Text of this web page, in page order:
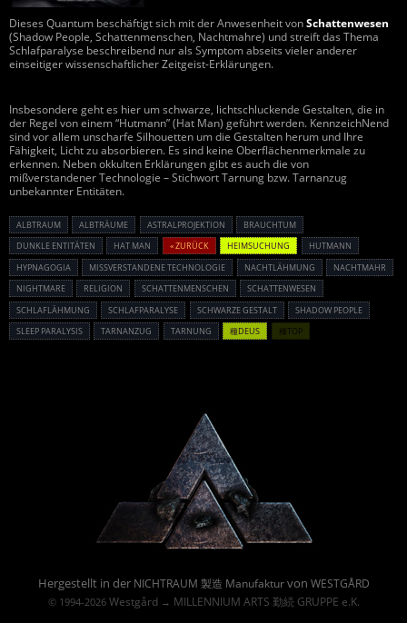
Dieses Quantum beschäftigt sich mit der Anwesenheit vonSchattenwesen
(Shadow People, Schattenmenschen, Nachtmahre) und streift das Thema
Schlafparalyse beschreibend nur als Symptom abseits vieler anderer
einseitiger wissenschaftlicher Zeitgeist-Erklärungen.
Insbesondere geht es hier um schwarze, lichtschluckende Gestalten, die in
der Regel von einem “Hutmann” (Hat Man) geführt werden. KennzeichNend
sind vor allem unscharfe Silhouetten um die Gestalten herum und Ihre
Fähigkeit, Licht zu absorbieren. Es sind keine Oberflächenmerkmale zu
erkennen. Neben okkulten Erklärungen gibt es auch die von
mißverstandener Technologie – Stichwort Tarnung bzw. Tarnanzug
unbekannter Entitäten.
ALBTRAUM ALBTRÄUME ASTRALPROJEKTION
BRAUCHTUM
DUNKLE ENTITÄTEN
HAT MAN « ZURÜCK HEIMSUCHUNG
HUTMANN
HYPNAGOGIA
MISSVERSTANDENE TECHNOLOGIE NACHTLÄHMUNG
NACHTMAHR
NIGHTMARE
RELIGION SCHATTENMENSCHEN
SCHATTENWESEN
SCHLAFLÄHMUNG
SCHLAFPARALYSE SCHWARZE GESTALT
SHADOW PEOPLE
SLEEP PARALYSIS
TARNANZUG TARNUNG 種DEUS 種TOP
Hergestellt in der NICHTRAUM 製造 Manufakturvon WESTGÅRD
© 1994-2026 Westgård→ MILLENNIUM ARTS 勤続 GRUPPE e.K.
Powered By :